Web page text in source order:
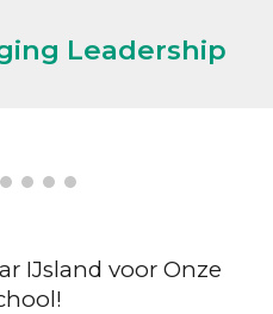
Leadership
IJsland voor Onze